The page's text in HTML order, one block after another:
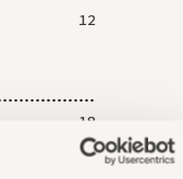
12
18
12